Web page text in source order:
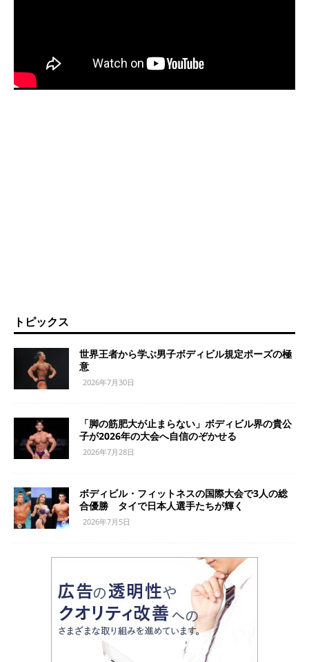
トピックス
世界王者から学ぶ男子ボディビル規定ポーズの極
意
2026年7月30日
「脚の筋肥大が止まらない」ボディビル界の貴公
子が2026年の大会へ自信のぞかせる
2026年7月28日
ボディビル・フィットネスの国際大会で3人の総
合優勝 タイで日本人選手たちが輝く
2026年7月5日